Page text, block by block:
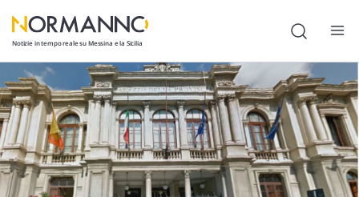
Notizie in tempo reale su Messina e la Sicilia
Attualità
Cronaca
Politica